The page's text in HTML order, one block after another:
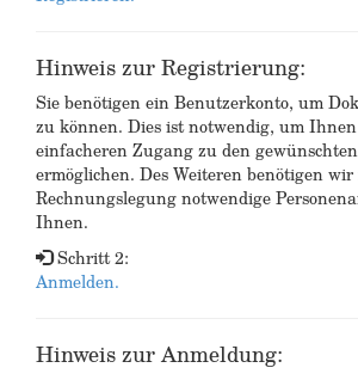
Hinweis zur Registrierung:
Sie benötigen ein Benutzerkonto, um
zu können. Dies ist notwendig, um
einfacheren Zugang zu den
ermöglichen. Des Weiteren benötigen
Rechnungslegung notwendige
Ihnen.
Schritt 2:
Anmelden.
Hinweis zur Anmeldung: